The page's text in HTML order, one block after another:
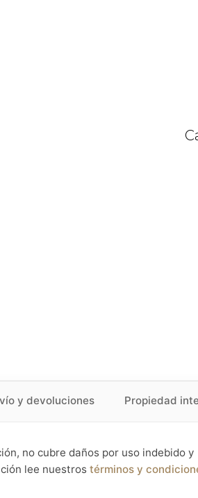
y devoluciones Propiedad
no cubre daños por uso indebido y
lee nuestros términos y